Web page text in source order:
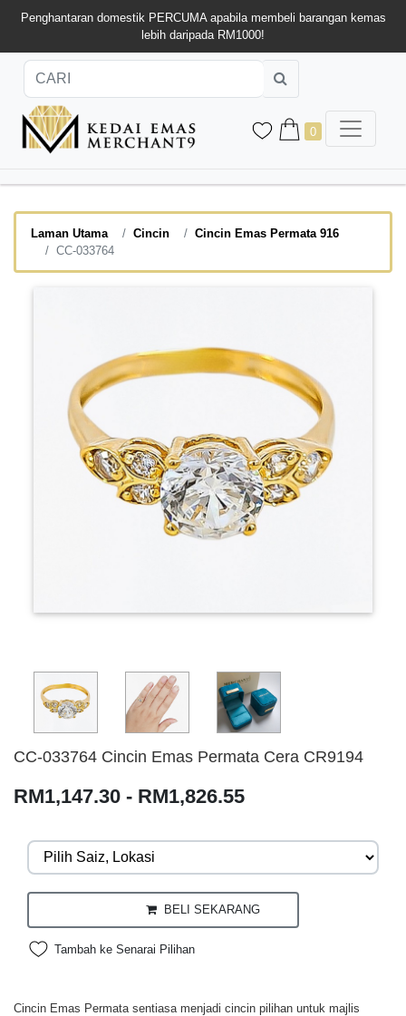
Penghantaran domestik PERCUMA apabila membeli barangan kemas
lebih daripada RM1000!
0
Laman Utama Cincin
Cincin Emas Permata 916
CC-033764
CC-033764 Cincin Emas Permata Cera CR9194
RM1,147.30 - RM1,826.55
BELI SEKARANG
Tambah ke Senarai Pilihan
Cincin Emas Permata sentiasa menjadi cincin pilihan untuk majlis